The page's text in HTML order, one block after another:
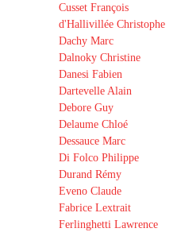
Cusset François
d'Hallivillée Christophe
Dachy Marc
Dalnoky Christine
Danesi Fabien
Dartevelle Alain
Debore Guy
Delaume Chloé
Dessauce Marc
Di Folco Philippe
Durand Rémy
Eveno Claude
Fabrice Lextrait
Ferlinghetti Lawrence